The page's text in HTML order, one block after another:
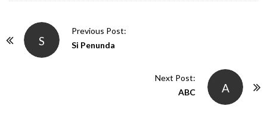
S
Previous Post:
Si Penunda
A
Next Post:
ABC